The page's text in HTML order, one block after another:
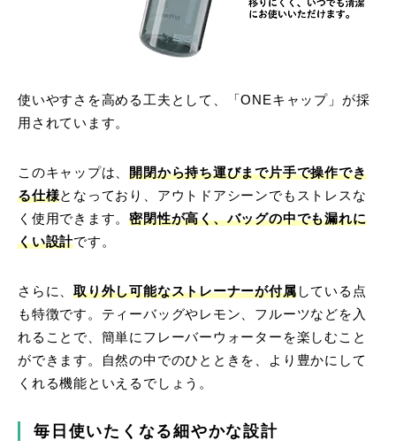
使いやすさを高める工夫として、「ONEキャップ」が採
用されています。
このキャップは、開閉から持ち運びまで片手で操作でき
る仕様となっており、アウトドアシーンでもストレスな
く使用できます。密閉性が高く、バッグの中でも漏れに
くい設計です。
さらに、取り外し可能なストレーナーが付属している点
も特徴です。ティーバッグやレモン、フルーツなどを入
れることで、簡単にフレーバーウォーターを楽しむこと
ができます。自然の中でのひとときを、より豊かにして
くれる機能といえるでしょう。
毎日使いたくなる細やかな設計